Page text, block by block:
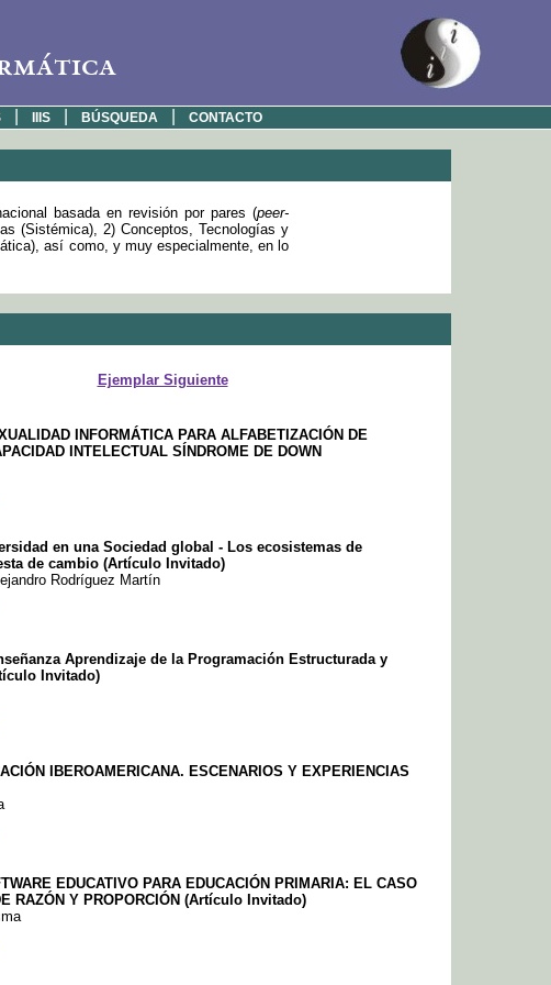
IIIS BÚSQUEDA CONTACTO
basada en revisión por pares (peer-
(Sistémica), 2) Conceptos, Tecnologías y
así como, y muy especialmente, en lo
Ejemplar Siguiente
INFORMÁTICA PARA ALFABETIZACIÓN DE
INTELECTUAL SÍNDROME DE DOWN
en una Sociedad global - Los ecosistemas de
de cambio (Artículo Invitado)
Rodríguez Martín
Aprendizaje de la Programación Estructurada y
Invitado)
IBEROAMERICANA. ESCENARIOS Y EXPERIENCIAS
EDUCATIVO PARA EDUCACIÓN PRIMARIA: EL CASO
RAZÓN Y PROPORCIÓN (Artículo Invitado)